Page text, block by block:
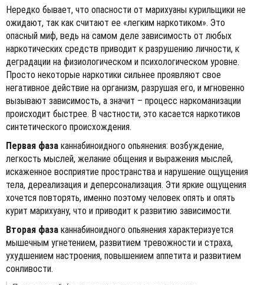
Нередко бывает, что опасности от марихуаны курильщики не
ожидают, так как считают ее «легким наркотиком». Это
опасный миф, ведь на самом деле зависимость от любых
наркотических средств приводит к разрушению личности, к
деградации на физиологическом и психологическом уровне.
Просто некоторые наркотики сильнее проявляют свое
негативное действие на организм, разрушая его, и мгновенно
вызывают зависимость, а значит – процесс наркоманизации
происходит быстрее. В частности, это касается наркотиков
синтетического происхождения.
Первая фаза каннабиноидного опьянения: возбуждение,
легкость мыслей, желание общения и выражения мыслей,
искаженное восприятие пространства и нарушение ощущения
тела, дереализация и деперсонализация. Эти яркие ощущения
хочется повторять, именно поэтому человек опять и опять
курит марихуану, что и приводит к развитию зависимости.
Вторая фаза каннабиноидного опьянения характеризуется
мышечным угнетением, развитием тревожности и страха,
ухудшением настроения, повышением аппетита и развитием
сонливости.